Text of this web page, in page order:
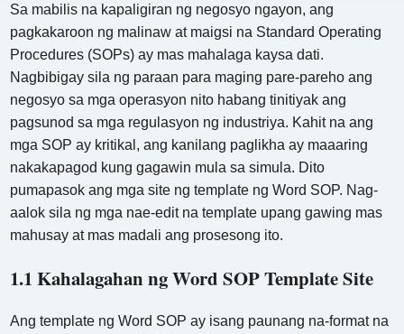
Sa mabilis na kapaligiran ng negosyo ngayon, ang
pagkakaroon ng malinaw at maigsi na Standard Operating
Procedures (SOPs) ay mas mahalaga kaysa dati.
Nagbibigay sila ng paraan para maging pare-pareho ang
negosyo sa mga operasyon nito habang tinitiyak ang
pagsunod sa mga regulasyon ng industriya. Kahit na ang
mga SOP ay kritikal, ang kanilang paglikha ay maaaring
nakakapagod kung gagawin mula sa simula. Dito
pumapasok ang mga site ng template ng Word SOP. Nag-
aalok sila ng mga nae-edit na template upang gawing mas
mahusay at mas madali ang prosesong ito.
1.1 Kahalagahan ng Word SOP Template Site
Ang template ng Word SOP ay isang paunang na-format na